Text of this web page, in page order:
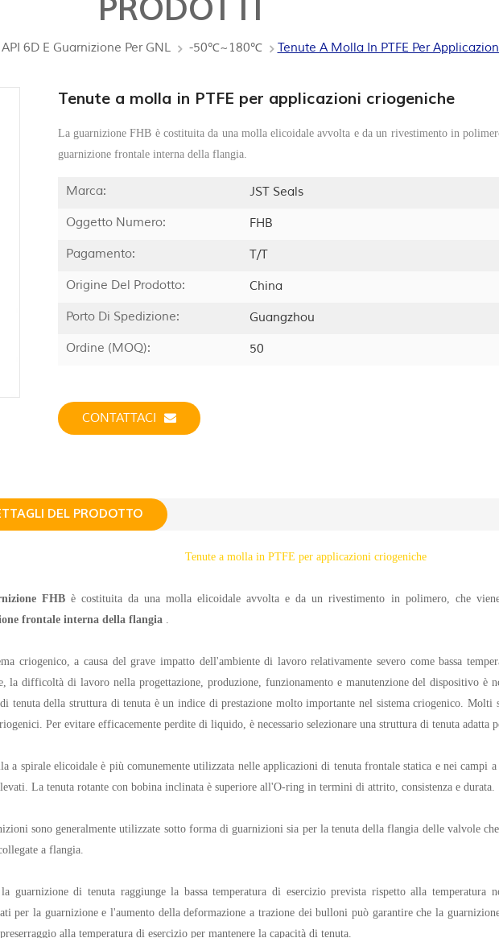
PRODOTTI
6D E Guarnizione Per GNL -50℃~180℃ Tenute A Molla In PTFE Per
Tenute a molla in PTFE per applicazioni criogeniche
La guarnizione FHB è costituita da una molla elicoidale avvolta e da un rivestimento in
guarnizione frontale interna della flangia.
Marca:
JST Seals
Oggetto Numero:
FHB
Pagamento:
T/T
Origine Del Prodotto:
China
Porto Di Spedizione:
Guangzhou
Ordine (MOQ):
50
CONTATTACI
DEL PRODOTTO
Tenute a molla in PTFE per applicazioni criogeniche
FHB è costituita da una molla elicoidale avvolta e da un rivestimento in polimero, che
frontale interna della flangia .
criogenico, a causa del grave impatto dell'ambiente di lavoro relativamente severo come bassa
la difficoltà di lavoro nella progettazione, produzione, funzionamento e manutenzione del dispositivo è
tenuta della struttura di tenuta è un indice di prestazione molto importante nel sistema criogenico. Molti
Per evitare efficacemente perdite di liquido, è necessario selezionare una struttura di tenuta adatta
a spirale elicoidale è più comunemente utilizzata nelle applicazioni di tenuta frontale statica e nei campi a
La tenuta rotante con bobina inclinata è superiore all'O-ring in termini di attrito, consistenza e durata.
sono generalmente utilizzate sotto forma di guarnizioni sia per la tenuta della flangia delle valvole
a flangia.
guarnizione di tenuta raggiunge la bassa temperatura di esercizio prevista rispetto alla temperatura
per la guarnizione e l'aumento della deformazione a trazione dei bulloni può garantire che la
alla temperatura di esercizio per mantenere la capacità di tenuta.